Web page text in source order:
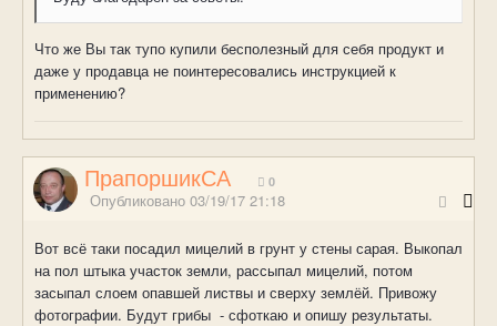
Что же Вы так тупо купили бесполезный для себя продукт и
даже у продавца не поинтересовались инструкцией к
применению?
ПрапоршикСА 0
Опубликовано 03/19/17 21:18
Вот всё таки посадил мицелий в грунт у стены сарая. Выкопал
на пол штыка участок земли, рассыпал мицелий, потом
засыпал слоем опавшей листвы и сверху землёй. Привожу
фотографии. Будут грибы - сфоткаю и опишу результаты.